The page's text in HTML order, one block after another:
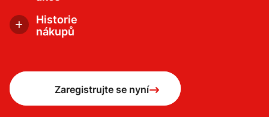
dostanete dřív než ostatní.
Historie
nákupů
Zaregistrujte se nyní